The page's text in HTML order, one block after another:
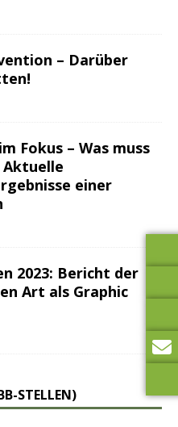
– Darüber
Fokus – Was muss
Aktuelle
einer
2023: Bericht der
Art als Graphic
STELLEN)